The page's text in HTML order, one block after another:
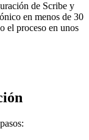
de Scribe y
en menos de 30
el proceso en unos